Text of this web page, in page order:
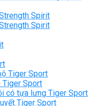
Spirit
Spirit
Tiger Sport
Sport
có tựa lưng Tiger Sport
Tiger Sport